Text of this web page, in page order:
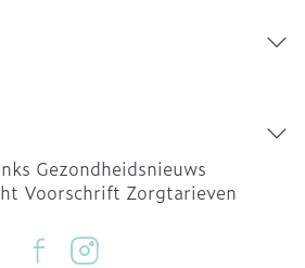
Gezondheidsnieuws
Voorschrift Zorgtarieven